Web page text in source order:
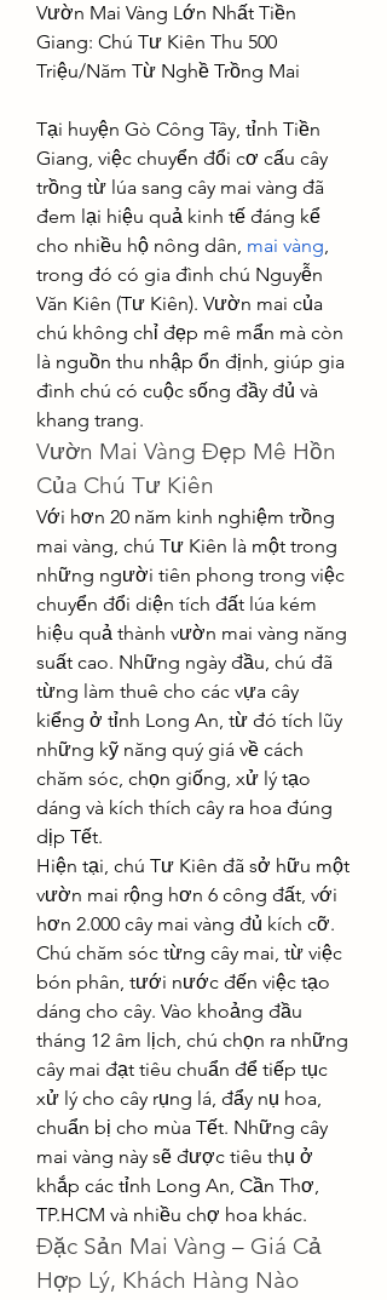
Vườn Mai Vàng Lớn Nhất Tiền
Giang: Chú Tư Kiên Thu 500
Triệu/Năm Từ Nghề Trồng Mai
Tại huyện Gò Công Tây, tỉnh Tiền
Giang, việc chuyển đổi cơ cấu cây
trồng từ lúa sang cây mai vàng đã
đem lại hiệu quả kinh tế đáng kể
cho nhiều hộ nông dân, mai vàng,
trong đó có gia đình chú Nguyễn
Văn Kiên (Tư Kiên). Vườn mai của
chú không chỉ đẹp mê mẩn mà còn
là nguồn thu nhập ổn định, giúp gia
đình chú có cuộc sống đầy đủ và
khang trang.
Vườn Mai Vàng Đẹp Mê Hồn
Của Chú Tư Kiên
Với hơn 20 năm kinh nghiệm trồng
mai vàng, chú Tư Kiên là một trong
những người tiên phong trong việc
chuyển đổi diện tích đất lúa kém
hiệu quả thành vườn mai vàng năng
suất cao. Những ngày đầu, chú đã
từng làm thuê cho các vựa cây
kiểng ở tỉnh Long An, từ đó tích lũy
những kỹ năng quý giá về cách
chăm sóc, chọn giống, xử lý tạo
dáng và kích thích cây ra hoa đúng
dịp Tết.
Hiện tại, chú Tư Kiên đã sở hữu một
vườn mai rộng hơn 6 công đất, với
hơn 2.000 cây mai vàng đủ kích cỡ.
Chú chăm sóc từng cây mai, từ việc
bón phân, tưới nước đến việc tạo
dáng cho cây. Vào khoảng đầu
tháng 12 âm lịch, chú chọn ra những
cây mai đạt tiêu chuẩn để tiếp tục
xử lý cho cây rụng lá, đẩy nụ hoa,
chuẩn bị cho mùa Tết. Những cây
mai vàng này sẽ được tiêu thụ ở
khắp các tỉnh Long An, Cần Thơ,
TP.HCM và nhiều chợ hoa khác.
Đặc Sản Mai Vàng – Giá Cả
Hợp Lý, Khách Hàng Nào